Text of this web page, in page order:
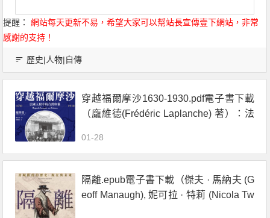
提醒：
網站每天更新不易，希望大家可以幫站長宣傳壹下網站，非常
感謝的支持！
歷史|人物|自傳
穿越福爾摩沙1630-1930.pdf電子書下載
（龐維德(Frédéric Laplanche) 著）：法
01-28
隔離.epub電子書下載（傑夫 · 馬納夫 (G
eoff Manaugh), 妮可拉 · 特莉 (Nicola Tw